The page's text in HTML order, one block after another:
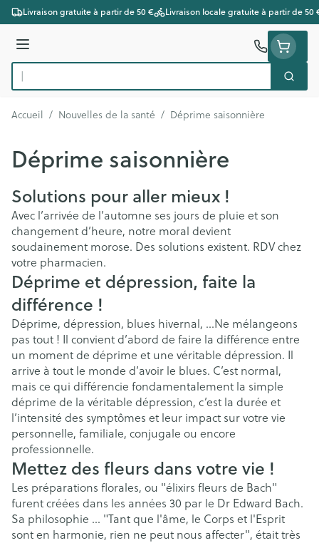
Aller au contenu
Livraison gratuite à partir de 50 € Livraison locale gratuite à partir de 50
Menu
Rechercher
Accueil / Nouvelles de la santé / Déprime saisonnière
Déprime saisonnière
Solutions pour aller mieux !
Avec l’arrivée de l’automne ses jours de pluie et son
changement d’heure, notre moral devient
soudainement morose. Des solutions existent. RDV chez
votre pharmacien.
Déprime et dépression, faite la
différence !
Déprime, dépression, blues hivernal, …Ne mélangeons
pas tout ! Il convient d’abord de faire la différence entre
un moment de déprime et une véritable dépression. Il
arrive à tout le monde d’avoir le blues. C’est normal,
mais ce qui différencie fondamentalement la simple
déprime de la véritable dépression, c’est la durée et
l’intensité des symptômes et leur impact sur votre vie
personnelle, familiale, conjugale ou encore
professionnelle.
Mettez des fleurs dans votre vie !
Les préparations florales, ou "élixirs fleurs de Bach"
furent créées dans les années 30 par le Dr Edward Bach.
Sa philosophie ... "Tant que l'âme, le Corps et l'Esprit
sont en harmonie, rien ne peut nous affecter", était très